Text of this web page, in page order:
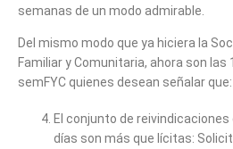
semanas de un modo admirable.
Del mismo modo que ya hiciera la
Familiar y Comunitaria, ahora son
semFYC quienes desean señalar que:
El conjunto de
días son más que lícitas: